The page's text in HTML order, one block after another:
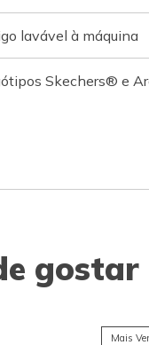
lavável à máquina
Skechers® e
gostar
Mais